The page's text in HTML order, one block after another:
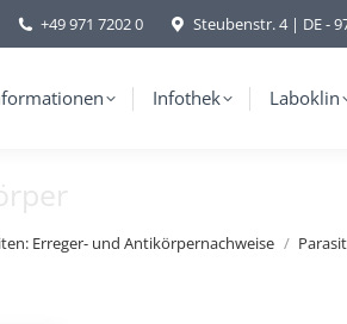
+49 971 7202 0 Steubenstr. 4 | DE -
Infothek Laboklin
Erreger- und Antikörpernachweise